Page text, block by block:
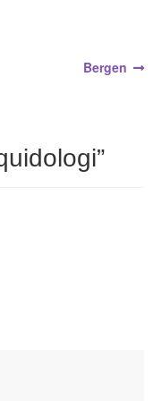
Neste
Bergen
”